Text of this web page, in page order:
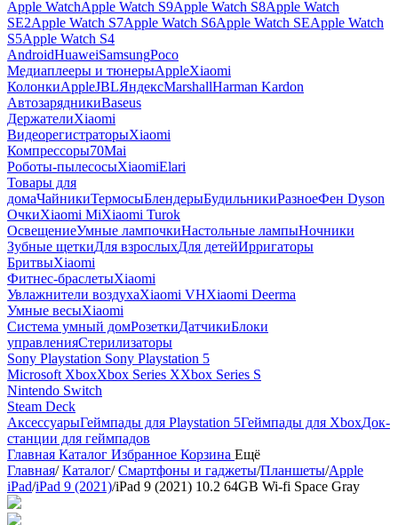
Apple WatchApple Watch S9Apple Watch S8Apple Watch
SE2Apple Watch S7Apple Watch S6Apple Watch SEApple Watch
S5Apple Watch S4
AndroidHuaweiSamsungPoco
Медиаплееры и тюнерыAppleXiaomi
КолонкиAppleJBLЯндексMarshallHarman Kardon
АвтозарядникиBaseus
ДержателиXiaomi
ВидеорегистраторыXiaomi
Компрессоры70Mai
Роботы-пылесосыXiaomiElari
Товары для
домаЧайникиТермосыБлендерыБудильникиРазноеФен Dyson
ОчкиXiaomi MiXiaomi Turok
ОсвещениеУмные лампочкиНастольные лампыНочники
Зубные щеткиДля взрослыхДля детейИрригаторы
БритвыXiaomi
Фитнес-браслетыXiaomi
Увлажнители воздухаXiaomi VHXiaomi Deerma
Умные весыXiaomi
Система умный домРозеткиДатчикиБлоки
управленияСтерилизаторы
Sony Playstation Sony Playstation 5
Microsoft XboxXbox Series XXbox Series S
Nintendo Switch
Steam Deck
АксессуарыГеймпады для Playstation 5Геймпады для XboxДок-
станции для геймпадов
Главная Каталог Избранное Корзина Ещё
Главная/ Каталог/ Смартфоны и гаджеты/Планшеты/Apple
iPad/iPad 9 (2021)/iPad 9 (2021) 10.2 64GB Wi-fi Space Gray